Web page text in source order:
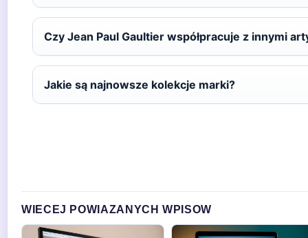
Czy Jean Paul Gaultier współpracuje z innymi
Jakie są najnowsze kolekcje marki?
WIECEJ POWIAZANYCH WPISOW